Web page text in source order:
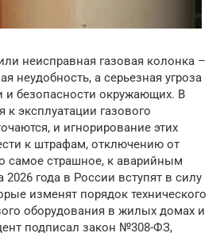
неисправная газовая колонка –
неудобность, а серьезная угроза
и безопасности окружающих. В
к эксплуатации газового
и игнорирование этих
к штрафам, отключению от
самое страшное, к аварийным
2026 года в России вступят в силу
изменят порядок технического
оборудования в жилых домах и
подписал закон №308-ФЗ,